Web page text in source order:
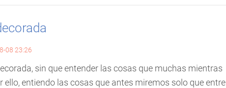
08 23:26
sin que entender las cosas que muchas mientras
entiendo las cosas que antes miremos solo que entre